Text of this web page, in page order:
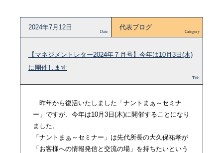
2024年7月12日
Date
代表ブログ
Category
【マネジメントレター2024年７月号】今年は10月3日(木)
に開催します
Title
昨年から復活いたしました「ナントまぁ～セミナ
ー」ですが、今年は10月3日(木)に開催することになり
ました。
「ナントまぁ～セミナー」は先代所長の大久保祐孝が
「お客様への情報発信と交流の場」を持ちたいという